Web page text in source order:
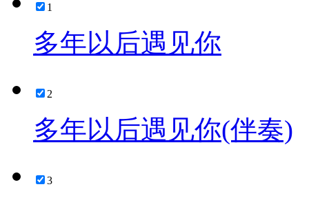
1
多年以后遇见你
2
多年以后遇见你(伴奏)
3